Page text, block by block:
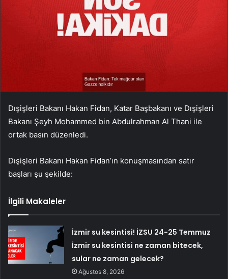
Dışişleri Bakanı Hakan Fidan, Katar Başbakanı ve Dışişleri
Bakanı Şeyh Mohammed bin Abdulrahman Al Thani ile
ortak basın düzenledi.
Dışişleri Bakanı Hakan Fidan’ın konuşmasından satır
başları şu şekilde:
İlgili Makaleler
İzmir su kesintisi! İZSU 24-25 Temmuz
İzmir su kesintisi ne zaman bitecek,
sular ne zaman gelecek?
Ağustos 8, 2026